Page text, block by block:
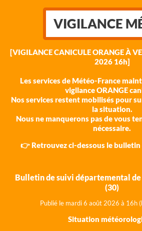
VIGILANCE
[VIGILANCE CANICULE ORANGE À
2026 16h]
Les services de Météo-France
vigilance ORANGE
Nos services restent mobilisés pour
la situation.
Nous ne manquerons pas de vous
nécessaire.
👉 Retrouvez ci-dessous le bulletin
Bulletin de suivi départemental de
(30)
Publié le mardi 6 août 2026 à 16h
Situation